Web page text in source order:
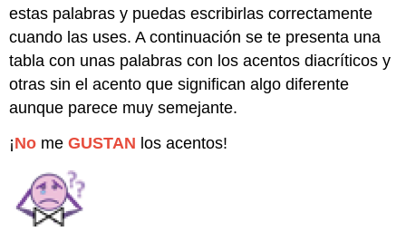
estas palabras y puedas escribirlas correctamente
cuando las uses. A continuación se te presenta una
tabla con unas palabras con los acentos diacríticos y
otras sin el acento que significan algo diferente
aunque parece muy semejante.
¡No meGUSTAN los acentos!